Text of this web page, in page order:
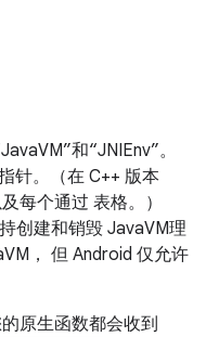
和“JNIEnv”。
针。（在 C++ 版本
每个通过 表格。）
创建和销毁 JavaVM理
， 但 Android 仅允许
原生函数都会收到